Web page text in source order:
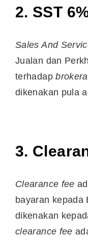
2. SST
Sales And
Jualan dan
terhadap
dikenakan pula
3.
Clearance fee
bayaran kepada
dikenakan
clearance fee